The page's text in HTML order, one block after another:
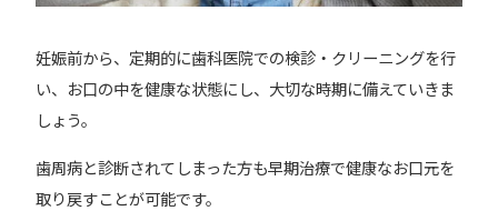
妊娠前から、定期的に歯科医院での検診・クリーニングを行
い、お口の中を健康な状態にし、大切な時期に備えていきま
しょう。
歯周病と診断されてしまった方も早期治療で健康なお口元を
取り戻すことが可能です。